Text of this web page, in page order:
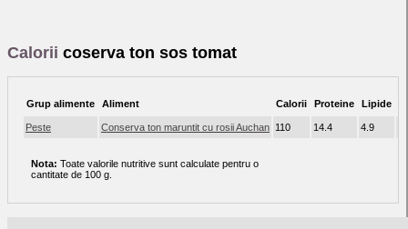
Calorii coserva ton sos tomat
Grup alimente Aliment Calorii Proteine Lipide
Peste Conserva ton maruntit cu rosii Auchan 110 14.4 4.9
Nota: Toate valorile nutritive sunt calculate pentru o
cantitate de 100 g.